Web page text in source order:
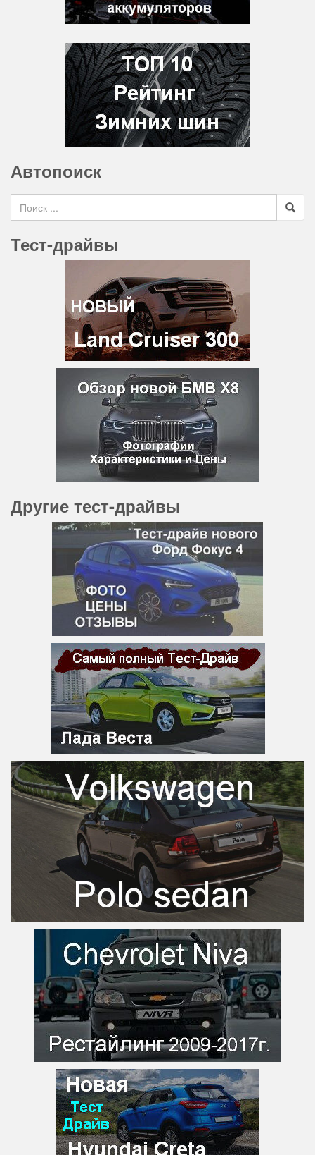
Автопоиск
Search for
Тест-драйвы
Другие тест-драйвы